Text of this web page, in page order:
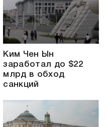
Ким Чен Ын
заработал до $22
млрд в обход
санкций